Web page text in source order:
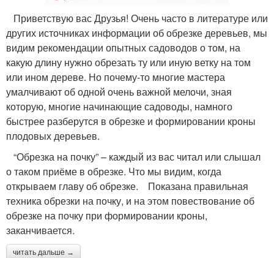
Приветствую вас Друзья! Очень часто в литературе или
других источниках информации об обрезке деревьев, мы
видим рекомендации опытных садоводов о том, на
какую длину нужно обрезать ту или иную ветку на том
или ином дереве. Но почему-то многие мастера
умалчивают об одной очень важной мелочи, зная
которую, многие начинающие садоводы, намного
быстрее разберутся в обрезке и формировании кроны
плодовых деревьев.
“Обрезка на почку” – каждый из вас читал или слышал
о таком приёме в обрезке. Что мы видим, когда
открываем главу об обрезке. Показана правильная
техника обрезки на почку, и на этом повествование об
обрезке на почку при формировании кроны,
заканчивается.
читать дальше →